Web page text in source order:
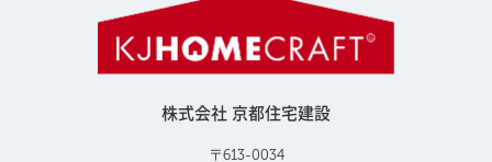
株式会社 京都住宅建設
〒613-0034